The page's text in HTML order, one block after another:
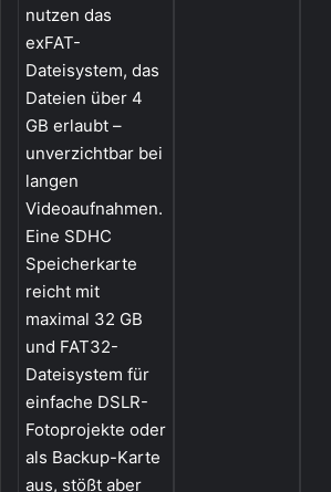
nutzen das
exFAT-
Dateisystem, das
Dateien über 4
GB erlaubt –
unverzichtbar bei
langen
Videoaufnahmen.
Eine SDHC
Speicherkarte
reicht mit
maximal 32 GB
und FAT32-
Dateisystem für
einfache DSLR-
Fotoprojekte oder
als Backup-Karte
aus, stößt aber